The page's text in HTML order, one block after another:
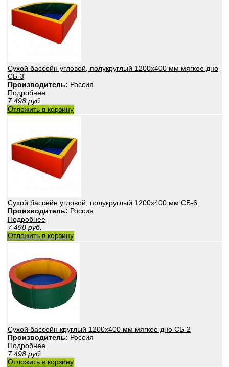
Сухой бассейн угловой, полукруглый 1200х400 мм мягкое дно
СБ-3
Производитель: Россия
Подробнее
7 498 руб.
Отложить в корзину
Сухой бассейн угловой, полукруглый 1200х400 мм СБ-6
Производитель: Россия
Подробнее
7 498 руб.
Отложить в корзину
Сухой бассейн круглый 1200х400 мм мягкое дно СБ-2
Производитель: Россия
Подробнее
7 498 руб.
Отложить в корзину